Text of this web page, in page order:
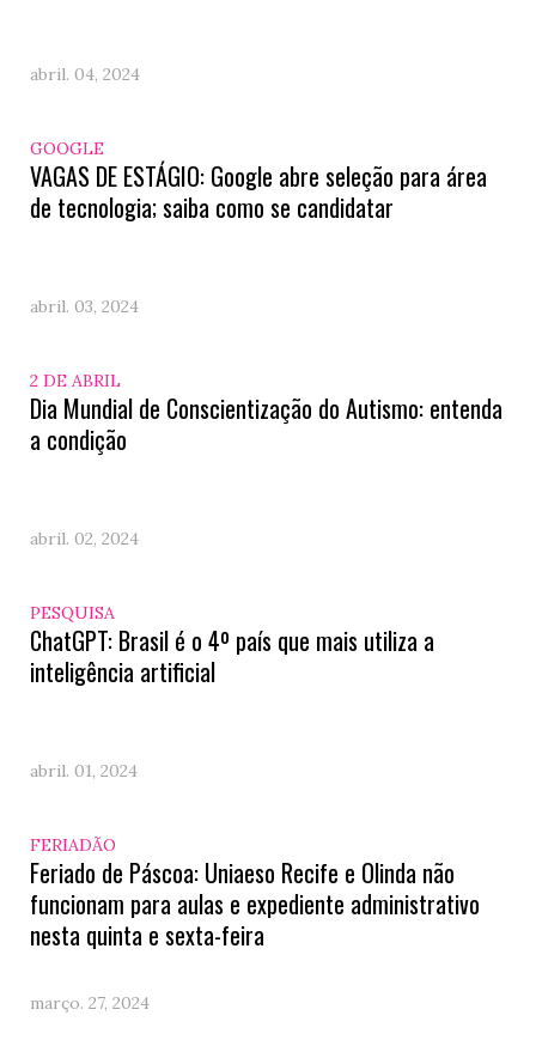
abril. 04, 2024
GOOGLE
VAGAS DE ESTÁGIO: Google abre seleção para área
de tecnologia; saiba como se candidatar
abril. 03, 2024
2 DE ABRIL
Dia Mundial de Conscientização do Autismo: entenda
a condição
abril. 02, 2024
PESQUISA
ChatGPT: Brasil é o 4º país que mais utiliza a
inteligência artificial
abril. 01, 2024
FERIADÃO
Feriado de Páscoa: Uniaeso Recife e Olinda não
funcionam para aulas e expediente administrativo
nesta quinta e sexta-feira
março. 27, 2024